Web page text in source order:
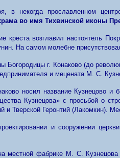
в некогда прославленном
во имя Тихвинской иконы
креста возглавил настоятель
На самом молебне
Богородицы г. Конаково (до
и мецената М. С.
носил название Кузнецово и
Кузнецова» с просьбой о
и Тверской Геронтий (Лакомкин).
и сооружении
местной фабрике М. С.